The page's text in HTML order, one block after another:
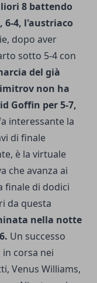
8 battendo
6-4, l'austriaco
dopo aver
sotto 5-4 con
del già
non ha
Goffin per 5-7,
interessante la
di finale
è la virtuale
che avanza ai
finale di dodici
da questa
nella notte
Un successo
corsa nei
Venus Williams,